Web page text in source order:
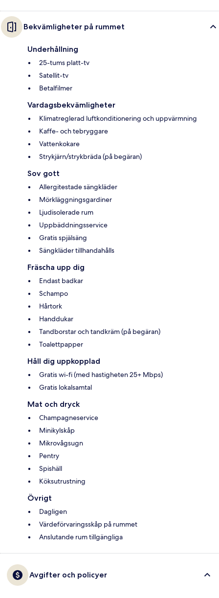
Bekvämligheter på rummet
Underhållning
25-tums platt-tv
Satellit-tv
Betalfilmer
Vardagsbekvämligheter
Klimatreglerad luftkonditionering och uppvärmning
Kaffe- och tebryggare
Vattenkokare
Strykjärn/strykbräda (på begäran)
Sov gott
Allergitestade sängkläder
Mörkläggningsgardiner
Ljudisolerade rum
Uppbäddningsservice
Gratis spjälsäng
Sängkläder tillhandahålls
Fräscha upp dig
Endast badkar
Schampo
Hårtork
Handdukar
Tandborstar och tandkräm (på begäran)
Toalettpapper
Håll dig uppkopplad
Gratis wi-fi (med hastigheten 25+ Mbps)
Gratis lokalsamtal
Mat och dryck
Champagneservice
Minikylskåp
Mikrovågsugn
Pentry
Spishäll
Köksutrustning
Övrigt
Dagligen
Värdeförvaringsskåp på rummet
Anslutande rum tillgängliga
Avgifter och policyer